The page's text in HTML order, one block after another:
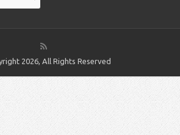
2026, All Rights Reserved